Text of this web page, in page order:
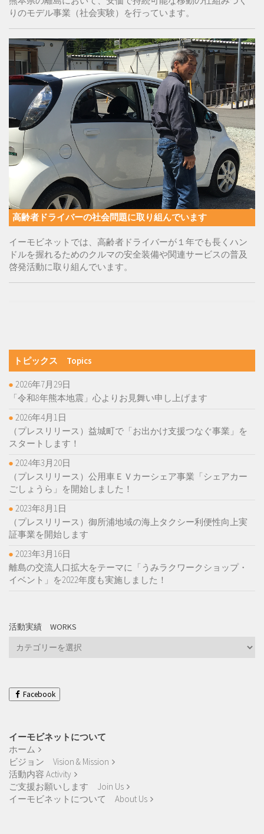
りのモデル事業（社会実験）を行っています。
高齢者ドライバーの社会問題に取り組んでいます
イーモビネットでは、高齢者ドライバーが１年でも長くハン
ドルを握れるためのクルマの安全装備や関連サービスの普及
啓発活動に取り組んでいます。
トピックス Topics
「令和8年熊本地震」心よりお見舞い申し上げます
2026年7月29日
（プレスリリース）益城町で「お出かけ支援つなぐ事業」を
スタートします！
2026年4月1日
（プレスリリース）公用車ＥＶカーシェア事業「シェアカー
ごしょうら」を開始しました！
2024年3月20日
（プレスリリース）御所浦地域の海上タクシー利便性向上実
証事業を開始します
2023年8月1日
離島の交流人口拡大をテーマに「うみラクワークショップ・
イベント」を2022年度も実施しました！
2023年3月16日
活動実績 WORKS
動
WorksFacebook
イーモビネットについて
ホーム
ビジョン Vision & Mission
活動内容 Activity
ご支援お願いします Join Us
イーモビネットについて About Us